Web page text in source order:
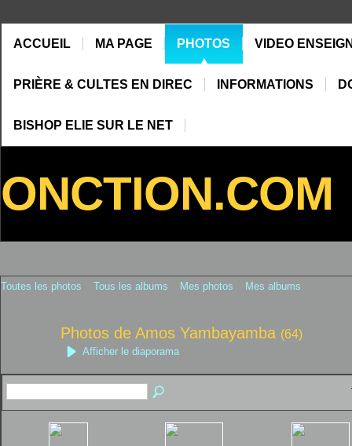
ACCUEIL MA PAGE PHOTOS VIDEO
PRIÈRE & CULTES EN DIREC INFORMATIONS
BISHOP ELIE SUR LE NET
ONCTION.COM
Toutes les photos Tous les albums Mes photos Mes albums
Photos de Amos Yambayamba (64)
Afficher le diaporama